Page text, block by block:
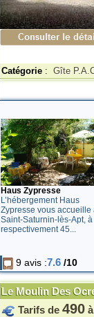
Catégorie : Gîte
Haus Zypresse
L’hébergement Haus
Zypresse vous accueille
Saint-Saturnin-lès-Apt, à
respectivement 45...
9 avis :7.6 /10
Le Moulin Des
Tarifs de 490 à